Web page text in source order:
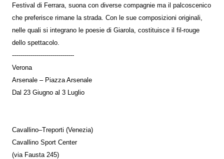
Festival di Ferrara, suona con diverse compagnie ma il palcoscenico
che preferisce rimane la strada. Con le sue composizioni originali,
nelle quali si integrano le poesie di Giarola, costituisce il fil-rouge
dello spettacolo.
-------------------------------
Verona
Arsenale – Piazza Arsenale
Dal 23 Giugno al 3 Luglio
Cavallino–Treporti (Venezia)
Cavallino Sport Center
(via Fausta 245)